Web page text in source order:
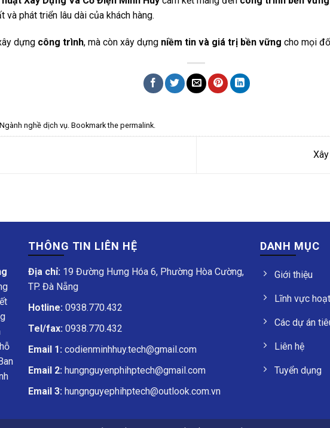
và phát triển lâu dài của khách hàng.
dựng công trình, mà còn xây dựng niềm tin và giá trị bền vững cho mọi
Ngành nghề dịch vụ. Bookmark the permalink.
THÔNG TIN LIÊN HỆ
Địa chỉ: 19 Đường Hưng Hóa 6, Phường Hòa Cường,
TP. Đà Nẵng
Hotline:0938.770.432
Tel/fax:0938.770.432
Email 1:codienminhhuy.tech@gmail.com
Email 2:hungnguyenphihptech@gmail.com
Email 3:hungnguyephihptech@outlook.com.vn
DANH MỤC
Giới thiệu
Lĩnh vực
Các dự án
Liên hệ
Tuyển dụng